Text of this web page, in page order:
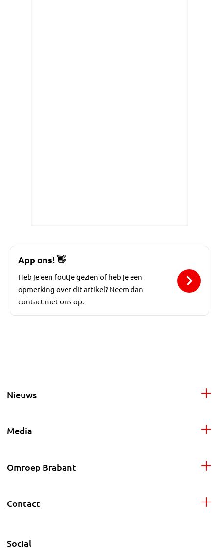
App ons!👋
Heb je een foutje gezien of heb je een
opmerking over dit artikel? Neem dan
contact met ons op.
Nieuws
Media
Omroep Brabant
Contact
Social